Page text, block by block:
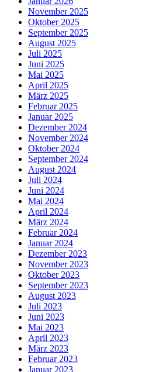
November 2025
Oktober 2025
September 2025
August 2025
Juli 2025
Juni 2025
Mai 2025
April 2025
März 2025
Februar 2025
Januar 2025
Dezember 2024
November 2024
Oktober 2024
September 2024
August 2024
Juli 2024
Juni 2024
Mai 2024
April 2024
März 2024
Februar 2024
Januar 2024
Dezember 2023
November 2023
Oktober 2023
September 2023
August 2023
Juli 2023
Juni 2023
Mai 2023
April 2023
März 2023
Februar 2023
Januar 2023